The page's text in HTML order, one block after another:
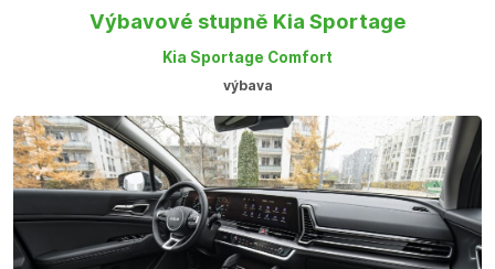
Výbavové stupně Kia Sportage
Kia Sportage Comfort
výbava